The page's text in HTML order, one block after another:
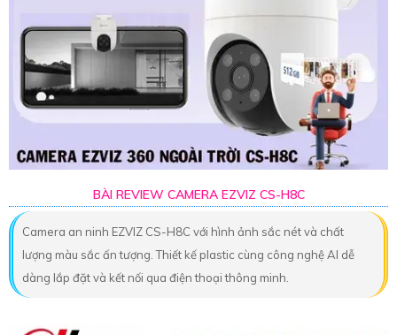
BÀI REVIEW CAMERA EZVIZ CS-H8C
Camera an ninh EZVIZ CS-H8C với hình ảnh sắc nét và chất
lượng màu sắc ấn tượng. Thiết kế plastic cùng công nghệ AI dễ
dàng lắp đặt và kết nối qua điện thoại thông minh.